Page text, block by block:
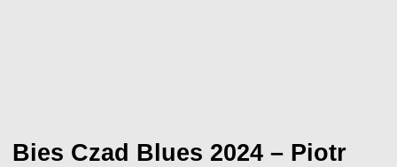
Bies Czad Blues 2024 – Piotr